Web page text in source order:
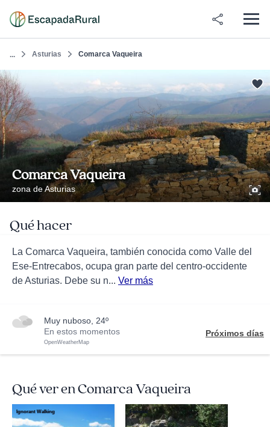
... Asturias Comarca Vaqueira
Comarca Vaqueira
zona de Asturias
Qué hacer
La Comarca Vaqueira, también conocida como Valle del
Ese-Entrecabos, ocupa gran parte del centro-occidente
de Asturias. Debe su n... Ver más
muy nuboso, 24º
En estos momentos
OpenWeatherMap
Próximos días
Qué ver en Comarca Vaqueira
Ignorant Walking Fermina